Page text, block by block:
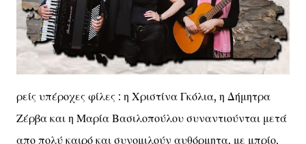
ρείς υπέροχες φίλες : η Χριστίνα Γκόλια, η Δήμητρα
Ζέρβα και η Μαρία Βασιλοπούλου συναντιούνται μετά
απο πολύ καιρό και συνομιλούν αυθόρμητα, με μπρίο,